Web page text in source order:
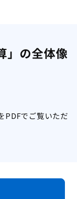
」の全体像
でご覧いただ